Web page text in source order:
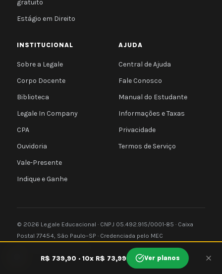
R$ 739,90 · 10x R$ 73,99 Ver planos
gratuito
Estágio em Direito
INSTITUCIONAL
Sobre a Legale
Corpo Docente
Biblioteca
Legale In Company
CPA
Ouvidoria
Vale-Presente
Indique e Ganhe
AJUDA
Central de Ajuda
Fale Conosco
Manual do Estudante
Informações e Taxas
Privacidade
Termos de Serviço
© 2026 Legale Educacional · CNPJ 05.492.915/0001-85 · Caixa
Postal 77454, São Paulo–SP · Credenciada pelo MEC